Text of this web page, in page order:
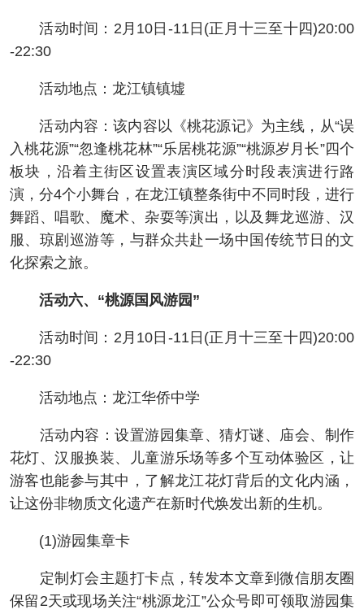
活动时间：2月10日-11日(正月十三至十四)20:00
-22:30
活动地点：龙江镇镇墟
活动内容：该内容以《桃花源记》为主线，从“误
入桃花源”“忽逢桃花林”“乐居桃花源”“桃源岁月长”四个
板块，沿着主街区设置表演区域分时段表演进行路
演，分4个小舞台，在龙江镇整条街中不同时段，进行
舞蹈、唱歌、魔术、杂耍等演出，以及舞龙巡游、汉
服、琼剧巡游等，与群众共赴一场中国传统节日的文
化探索之旅。
活动六、“桃源国风游园”
活动时间：2月10日-11日(正月十三至十四)20:00
-22:30
活动地点：龙江华侨中学
活动内容：设置游园集章、猜灯谜、庙会、制作
花灯、汉服换装、儿童游乐场等多个互动体验区，让
游客也能参与其中，了解龙江花灯背后的文化内涵，
让这份非物质文化遗产在新时代焕发出新的生机。
(1)游园集章卡
定制灯会主题打卡点，转发本文章到微信朋友圈
保留2天或现场关注“桃源龙江”公众号即可领取游园集